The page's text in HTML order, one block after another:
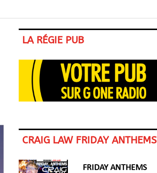
LA RÉGIE PUB
CRAIG LAW FRIDAY ANTHEMS
FRIDAY ANTHEMS